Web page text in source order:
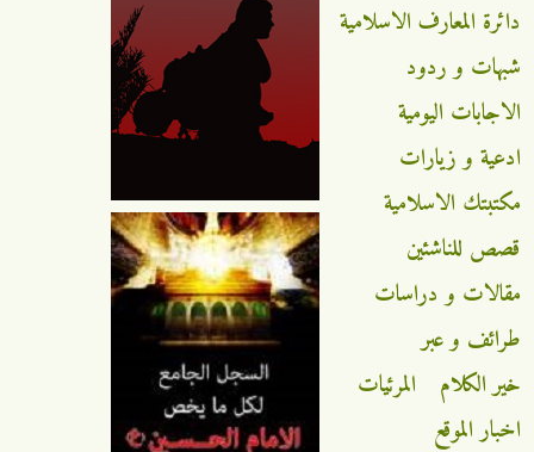
دائرة المعارف الاسلامية
شبهات و ردود
الاجابات اليومية
ادعية و زيارات
مكتبتك الاسلامية
قصص للناشئين
مقالات و دراسات
طرائف و عبر
خير الكلام
المرئيات
اخبار الموقع